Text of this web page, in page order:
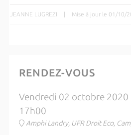
JEANNE LUGREZI | Mise à jour le 01/10/
RENDEZ-VOUS
Vendredi 02 octobre 2020
17h00
Amphi Landry, UFR Droit Eco,